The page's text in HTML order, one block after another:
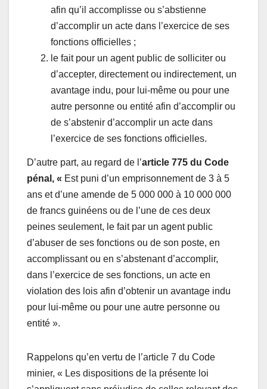
afin qu’il accomplisse ou s’abstienne
d’accomplir un acte dans l’exercice de ses
fonctions officielles ;
le fait pour un agent public de solliciter ou
d’accepter, directement ou indirectement, un
avantage indu, pour lui-même ou pour une
autre personne ou entité afin d’accomplir ou
de s’abstenir d’accomplir un acte dans
l’exercice de ses fonctions officielles.
D’autre part, au regard de l’article 775 du Code
pénal, « Est puni d’un emprisonnement de 3 à 5
ans et d’une amende de 5 000 000 à 10 000 000
de francs guinéens ou de l’une de ces deux
peines seulement, le fait par un agent public
d’abuser de ses fonctions ou de son poste, en
accomplissant ou en s’abstenant d’accomplir,
dans l’exercice de ses fonctions, un acte en
violation des lois afin d’obtenir un avantage indu
pour lui-même ou pour une autre personne ou
entité ».
Rappelons qu’en vertu de l’article 7 du Code
minier, « Les dispositions de la présente loi